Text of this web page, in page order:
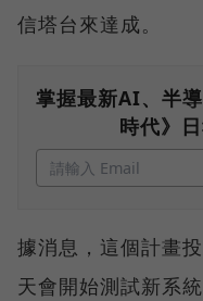
信塔台來達成。
掌握最新AI、半
時代》
據消息，這個計畫
天會開始測試新系